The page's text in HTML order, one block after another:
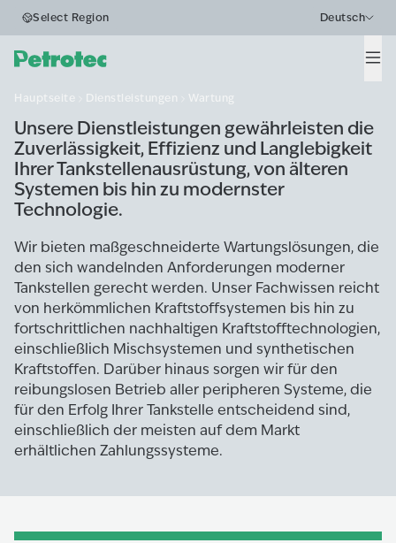
Select Region Deutsch
Hauptseite Dienstleistungen Wartung
Reparatur
Unsere Dienstleistungen gewährleisten die
Zuverlässigkeit, Effizienz und Langlebigkeit
Ihrer Tankstellenausrüstung, von älteren
Systemen bis hin zu modernster
Technologie.
Wir bieten maßgeschneiderte Wartungslösungen, die
den sich wandelnden Anforderungen moderner
Tankstellen gerecht werden. Unser Fachwissen reicht
von herkömmlichen Kraftstoffsystemen bis hin zu
fortschrittlichen nachhaltigen Kraftstofftechnologien,
einschließlich Mischsystemen und synthetischen
Kraftstoffen. Darüber hinaus sorgen wir für den
reibungslosen Betrieb aller peripheren Systeme, die
für den Erfolg Ihrer Tankstelle entscheidend sind,
einschließlich der meisten auf dem Markt
erhältlichen Zahlungssysteme.